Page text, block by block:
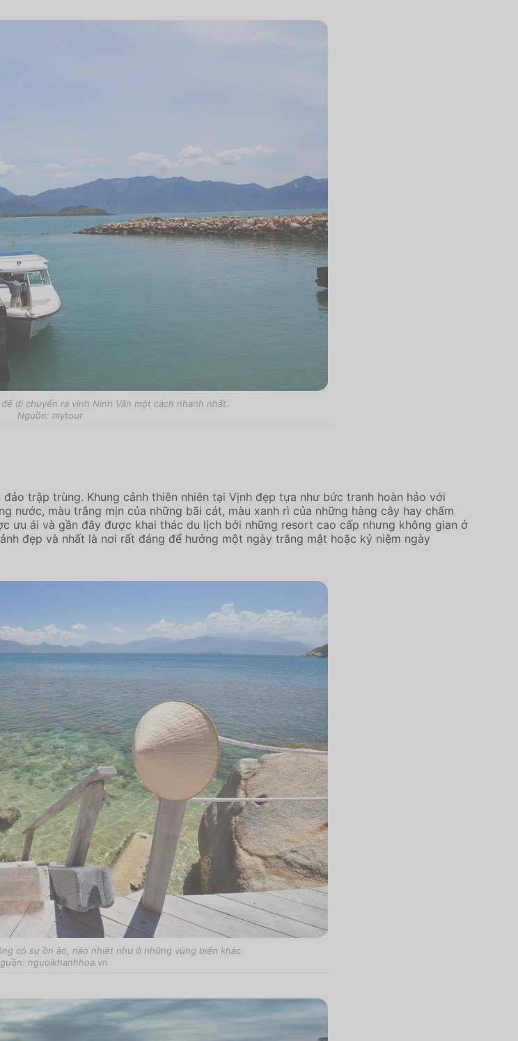
di chuyển ra vịnh Ninh Vân một cách nhanh nhất.
Nguồn: mytour
trập trùng. Khung cảnh thiên nhiên tại Vịnh đẹp tựa như bức tranh hoàn hảo với
nước, màu trắng mịn của những bãi cát, màu xanh rì của những hàng cây hay chấm
ưu ái và gần đây được khai thác du lịch bởi những resort cao cấp nhưng không gian ở
đẹp và nhất là nơi rất đáng để hưởng một ngày trăng mật hoặc kỷ niệm ngày
có sự ồn ào, náo nhiệt như ở những vùng biển khác
nguoikhanhhoa.vn